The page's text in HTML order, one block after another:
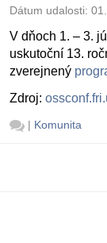
Dátum udalosti:
V dňoch 1. – 3.
uskutoční 13.
zverejnený
Zdroj:
| Komunita